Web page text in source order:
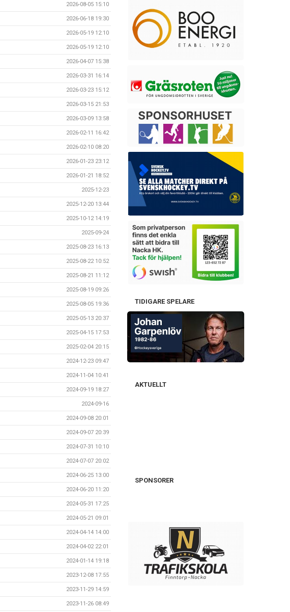
2026-08-05 15:10
2026-06-18 19:30
2026-05-19 12:10
2026-05-19 12:10
2026-04-07 15:38
2026-03-31 16:14
2026-03-23 15:12
2026-03-15 21:53
2026-03-09 13:58
2026-02-11 16:42
2026-02-10 08:20
2026-01-23 23:12
2026-01-21 18:52
2025-12-23
2025-12-20 13:44
2025-10-12 14:19
2025-09-24
2025-08-23 16:13
2025-08-22 10:52
2025-08-21 11:12
2025-08-19 09:26
2025-08-05 19:36
2025-05-13 20:37
2025-04-15 17:53
2025-02-04 20:15
2024-12-23 09:47
2024-11-04 10:41
2024-09-19 18:27
2024-09-16
2024-09-08 20:01
2024-09-07 20:39
2024-07-31 10:10
2024-07-07 20:02
2024-06-25 13:00
2024-06-20 11:20
2024-05-31 17:25
2024-05-21 09:01
2024-04-14 14:00
2024-04-02 22:01
2024-01-14 19:18
2023-12-08 17:55
2023-11-29 14:59
2023-11-26 08:49
TIDIGARE SPELARE
AKTUELLT
SPONSORER